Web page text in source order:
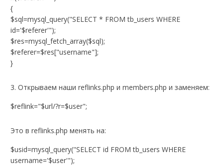
{
$sql=mysql_query("SELECT * FROM tb_users WHERE
id='$referer'");
$res=mysql_fetch_array($sql);
$referer=$res["username"];
}
3. Открываем наши reflinks.php и members.php и заменяем:
$reflink="$url/?r=$user";
Это в reflinks.php менять на:
$usid=mysql_query("SELECT id FROM tb_users WHERE
username='$user'");